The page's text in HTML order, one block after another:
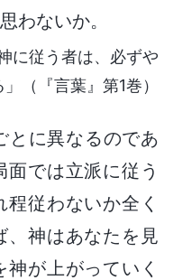
わないか。
に従う者は、必ずや
（『言葉』第1巻）
とに異なるのであ
では立派に従う
従わないか全く
、神はあなたを見
が上がっていく